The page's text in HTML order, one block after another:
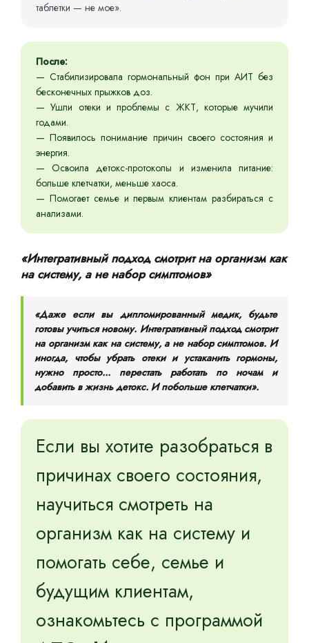
таблетки — не мое».
После:
— Стабилизировала гормональный фон при АИТ без
бесконечных прыжков доз.
— Ушли отеки и проблемы с ЖКТ, которые мучили
годами.
— Появилось понимание причин своего состояния и
энергия.
— Освоила детокс-протоколы и изменила питание:
больше клетчатки, меньше хаоса.
— Помогает семье и первым клиентам разбираться с
анализами.
«Интегративный подход смотрит на организм как
на систему, а не набор симптомов»
«Даже если вы дипломированный медик, будьте
готовы учиться новому. Интегративный подход смотрит
на организм как на систему, а не набор симптомов. И
иногда, чтобы убрать отеки и устаканить гормоны,
нужно просто... перестать работать по ночам и
добавить в жизнь детокс. И побольше клетчатки».
Если вы хотите разобраться в
причинах своего состояния,
научиться смотреть на
организм как на систему и
помогать себе, семье и
будущим клиентам,
ознакомьтесь с программой